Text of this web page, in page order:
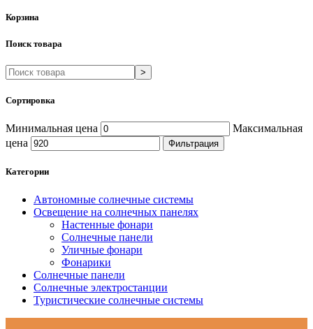
Корзина
Поиск товара
>
Сортировка
Минимальная цена
Максимальная
цена
Фильтрация
Категории
Автономные солнечные системы
Освещение на солнечных панелях
Настенные фонари
Солнечные панели
Уличные фонари
Фонарики
Солнечные панели
Солнечные электростанции
Туристические солнечные системы